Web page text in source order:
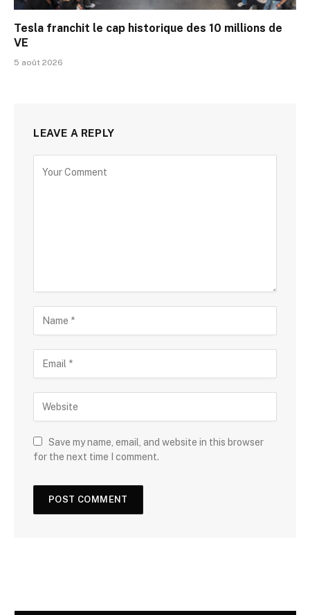
Tesla franchit le cap historique des 10 millions de
VE
5 août 2026
LEAVE A REPLY
Save my name, email, and website in this browser
for the next time I comment.